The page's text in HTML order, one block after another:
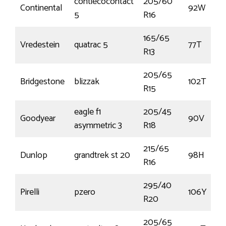
Continental
5
R16
92W
Vredestein quatrac 5
165/65
R13
77T
Bridgestone blizzak
205/65
R15
102T
Goodyear
eagle f1
asymmetric 3
205/45
R18
90V
Dunlop grandtrek st 20
215/65
R16
98H
Pirelli pzero
295/40
R20
106Y
205/65